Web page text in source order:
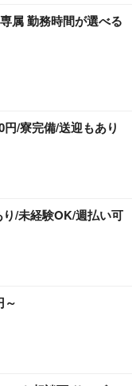
属 勤務時間が選べる
/寮完備/送迎もあり
/未経験OK/週払い可
～